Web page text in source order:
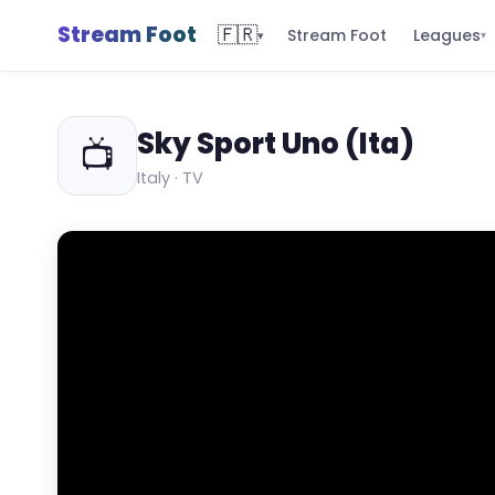
Stream Foot 🇫🇷▾ Stream Foot Leagues▾
📺 Sky Sport Uno (Ita)
Italy · TV